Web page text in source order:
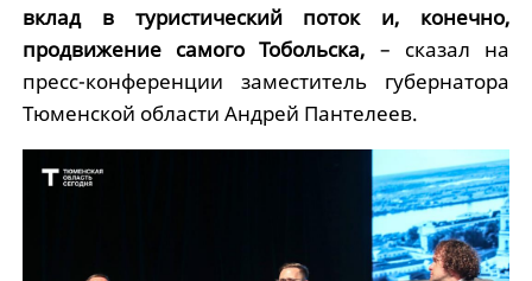
вклад в туристический поток и, конечно,
продвижение самого Тобольска, – сказал на
пресс-конференции заместитель губернатора
Тюменской области Андрей Пантелеев.